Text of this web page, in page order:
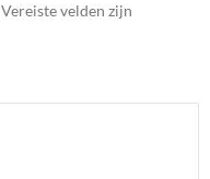
Vereiste velden zijn